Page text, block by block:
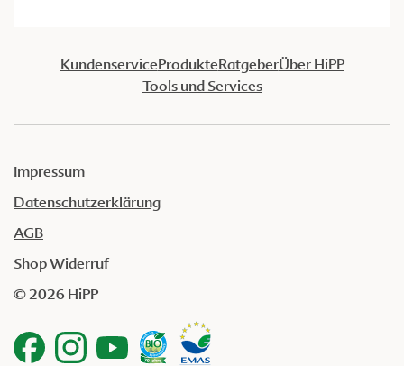
KundenserviceProdukteRatgeberÜber HiPP
Tools und Services
Impressum
Datenschutzerklärung
AGB
Shop Widerruf
© 2026 HiPP